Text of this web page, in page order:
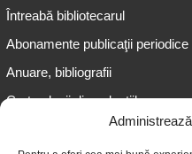
Întreabă bibliotecarul
Abonamente publicaţii periodice
Anuare, bibliografii
Cartea lunii din colecțiile